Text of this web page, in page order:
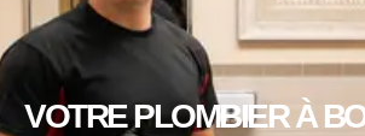
VOTRE PLOMBIER À